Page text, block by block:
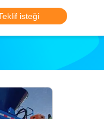
isteği